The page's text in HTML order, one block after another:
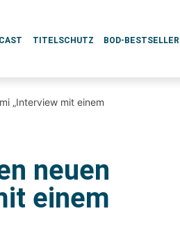
TITELSCHUTZ BOD-BESTSELLER
„Interview mit einem
neuen
einem